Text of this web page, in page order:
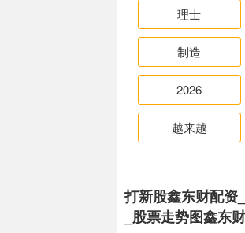
理士
制造
2026
越来越
打新股鑫东财配资
_股票走势图鑫东